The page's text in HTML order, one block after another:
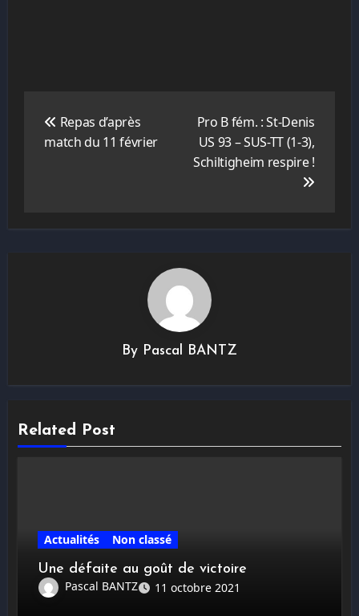
l’article
Repas d’après
match du 11 février
Pro B fém. : St-Denis
US 93 – SUS-TT (1-3),
Schiltigheim respire !
By Pascal BANTZ
Related Post
Actualités
Non classé
Une défaite au goût de victoire
Pascal BANTZ
11 octobre 2021